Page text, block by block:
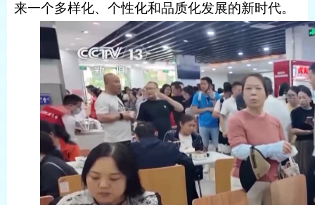
来一个多样化、个性化和品质化发展的新时代。